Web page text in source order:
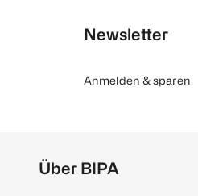
Newsletter
Anmelden & sparen
Über BIPA